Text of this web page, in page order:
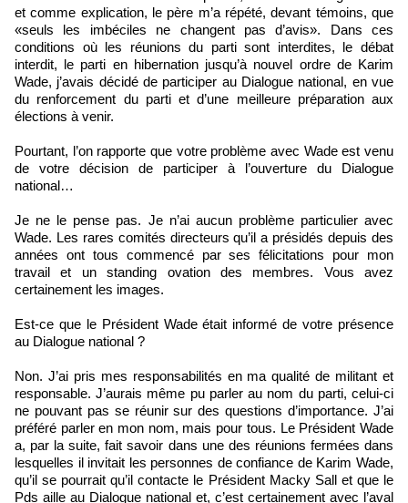
et comme explication, le père m’a répété, devant témoins, que
«seuls les imbéciles ne changent pas d’avis». Dans ces
conditions où les réunions du parti sont interdites, le débat
interdit, le parti en hibernation jusqu’à nouvel ordre de Karim
Wade, j’avais décidé de participer au Dialogue national, en vue
du renforcement du parti et d’une meilleure préparation aux
élections à venir.
Pourtant, l’on rapporte que votre problème avec Wade est venu
de votre décision de participer à l’ouverture du Dialogue
national…
Je ne le pense pas. Je n’ai aucun problème particulier avec
Wade. Les rares comités directeurs qu’il a présidés depuis des
années ont tous commencé par ses félicitations pour mon
travail et un standing ovation des membres. Vous avez
certainement les images.
Est-ce que le Président Wade était informé de votre présence
au Dialogue national ?
Non. J’ai pris mes responsabilités en ma qualité de militant et
responsable. J’aurais même pu parler au nom du parti, celui-ci
ne pouvant pas se réunir sur des questions d’importance. J’ai
préféré parler en mon nom, mais pour tous. Le Président Wade
a, par la suite, fait savoir dans une des réunions fermées dans
lesquelles il invitait les personnes de confiance de Karim Wade,
qu’il se pourrait qu’il contacte le Président Macky Sall et que le
Pds aille au Dialogue national et, c’est certainement avec l’aval